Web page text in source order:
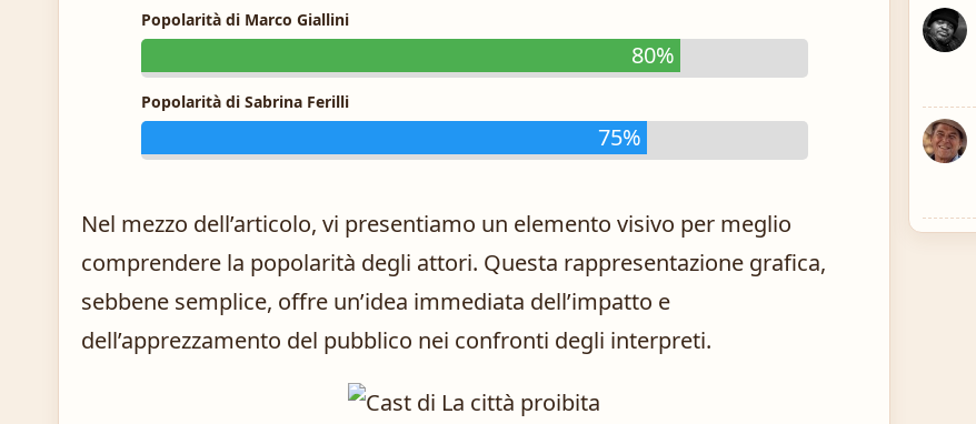
Popolarità di Marco Giallini
80%
Popolarità di Sabrina Ferilli
75%
Nel mezzo dell’articolo, vi presentiamo un elemento visivo per meglio
comprendere la popolarità degli attori. Questa rappresentazione grafica,
sebbene semplice, offre un’idea immediata dell’impatto e
dell’apprezzamento del pubblico nei confronti degli interpreti.